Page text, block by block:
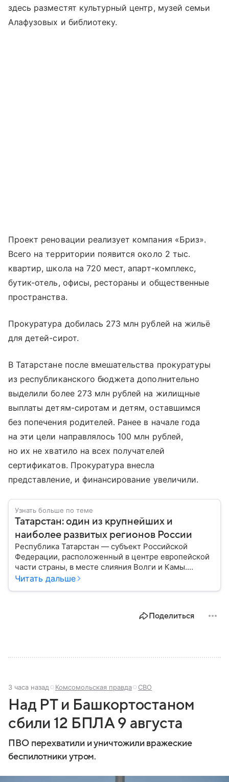
здесь разместят культурный центр, музей семьи
Алафузовых и библиотеку.
Проект реновации реализует компания «Бриз».
Всего на территории появится около 2 тыс.
квартир, школа на 720 мест, апарт-комплекс,
бутик-отель, офисы, рестораны и общественные
пространства.
Прокуратура добилась 273 млн рублей на жильё
для детей-сирот.
В Татарстане после вмешательства прокуратуры
из республиканского бюджета дополнительно
выделили более 273 млн рублей на жилищные
выплаты детям-сиротам и детям, оставшимся
без попечения родителей. Ранее в начале года
на эти цели направлялось 100 млн рублей,
но их не хватило на всех получателей
сертификатов. Прокуратура внесла
представление, и финансирование увеличили.
Узнать больше по теме
Татарстан: один из крупнейших и
наиболее развитых регионов России
Республика Татарстан — субъект Российской
Федерации, расположенный в центре европейской
части страны, в месте слияния Волги и Камы.
Регион считается одним из ведущих
наследием, многонациональным населением и
Читать дальше
Поделиться
3 часа назад Комсомольская правда СВО
Над РТ и Башкортостаном
сбили 12 БПЛА 9 августа
ПВО перехватили и уничтожили вражеские
беспилотники утром.